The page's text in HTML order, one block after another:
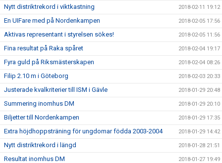
Nytt distriktrekord i viktkastning 2018-02-11 19:12
En UIFare med på Nordenkampen 2018-02-05 17:56
Aktivas representant i styrelsen sökes! 2018-02-05 11:56
Fina resultat på Raka spåret 2018-02-04 19:17
Fyra guld på Riksmästerskapen 2018-02-04 08:26
Filip 2.10 m i Göteborg 2018-02-03 20:33
Justerade kvalkriterier till ISM i Gävle 2018-01-29 20:48
Summering inomhus DM 2018-01-29 20:10
Biljetter till Nordenkampen 2018-01-29 17:35
Extra höjdhoppsträning för ungdomar födda 2003-2004 2018-01-29 14:42
Nytt distriktrekord i längd 2018-01-28 21:51
Resultat inomhus DM 2018-01-27 19:49